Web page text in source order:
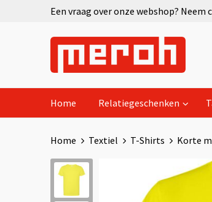
Een vraag over onze webshop?
Home Relatiegeschenken
Home Textiel T-Shirts Korte